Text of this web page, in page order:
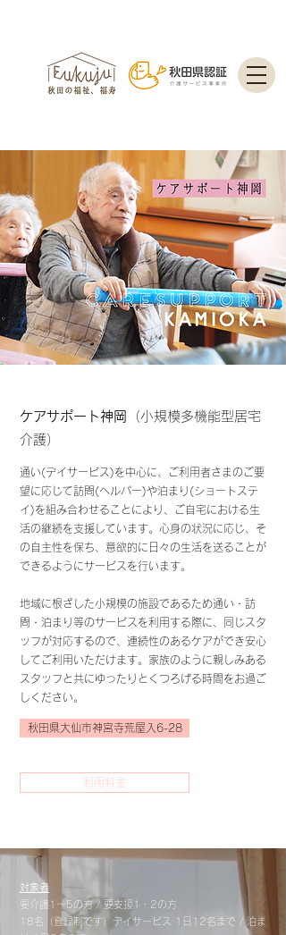
​ケアサポート神岡
（小規模多機能型居宅
介護）
通い(デイサービス)を中心に、ご利用者さまのご要
望に応じて訪問(ヘルパー)や泊まり(ショートステ
イ)を組み合わせることにより、ご自宅における生
活の継続を支援しています。心身の状況に応じ、そ
の自主性を保ち、意欲的に日々の生活を送ることが
できるようにサービスを行います。
​地域に根ざした小規模の施設であるため通い・訪
問・泊まり等のサービスを利用する際に、同じスタ
ッフが対応するので、連続性のあるケアができ安心
してご利用いただけます。家族のように親しみある
スタッフと共にゆったりとくつろげる時間をお過ご
しください。
秋田県大仙市神宮寺荒屋入6-28
利用料金
対象者
要介護1～5の方 / 要支援1・2の方
18名（登録制です）デイサービス 1日12名まで / 泊ま